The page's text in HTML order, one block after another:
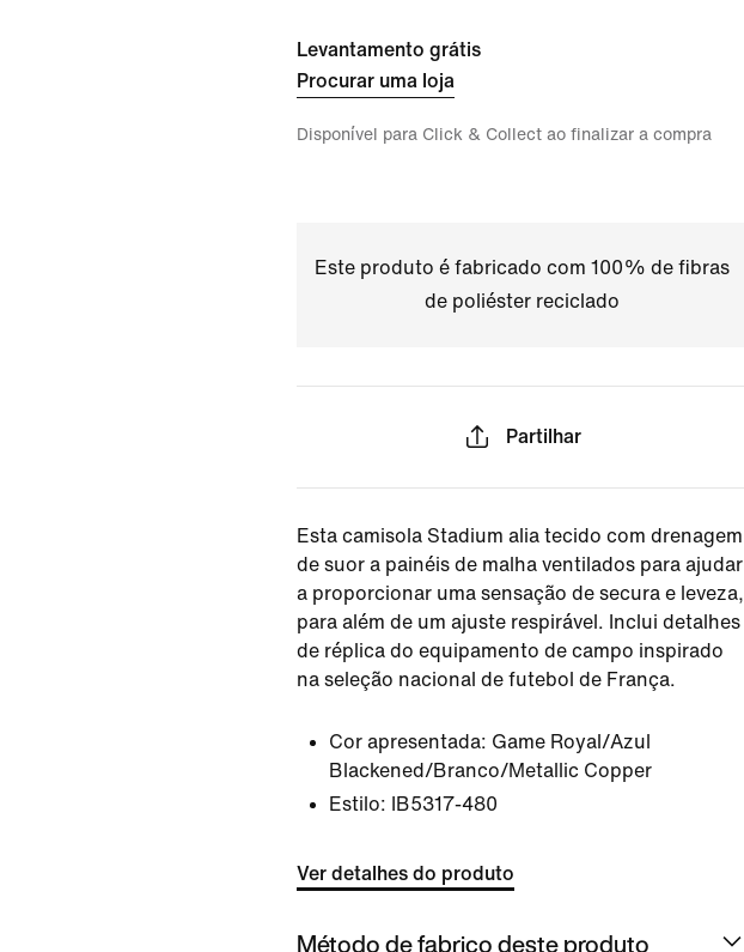
Levantamento grátis
Procurar uma loja
Disponível para Click & Collect ao finalizar a compra
Este produto é fabricado com 100% de fibras
de poliéster reciclado
Partilhar
Esta camisola Stadium alia tecido com drenagem
de suor a painéis de malha ventilados para ajudar
a proporcionar uma sensação de secura e leveza,
para além de um ajuste respirável. Inclui detalhes
de réplica do equipamento de campo inspirado
na seleção nacional de futebol de França.
Cor apresentada: Game Royal/Azul
Blackened/Branco/Metallic Copper
Estilo:
IB5317-480
Ver detalhes do produto
Método de fabrico deste produto